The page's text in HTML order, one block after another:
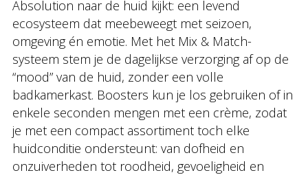
Absolution naar de huid kijkt: een levend
ecosysteem dat meebeweegt met seizoen,
omgeving én emotie. Met het Mix & Match-
systeem stem je de dagelijkse verzorging af op de
“mood” van de huid, zonder een volle
badkamerkast. Boosters kun je los gebruiken of in
enkele seconden mengen met een crème, zodat
je met een compact assortiment toch elke
huidconditie ondersteunt: van dofheid en
onzuiverheden tot roodheid, gevoeligheid en